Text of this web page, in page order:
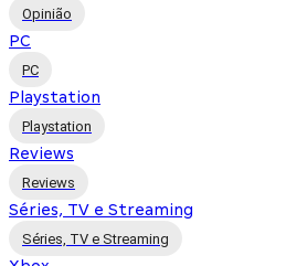
Opinião
PC
PC
Playstation
Playstation
Reviews
Reviews
Séries, TV e Streaming
Séries, TV e Streaming